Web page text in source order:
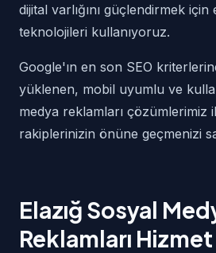
dijital varlığını güçlendirmek
teknolojileri kullanıyoruz.
Google'ın en son SEO
yüklenen, mobil uyumlu ve
medya reklamları çözümlerimiz
rakiplerinizin önüne geçmenizi
Elazığ Sosyal
Reklamları Hizmet